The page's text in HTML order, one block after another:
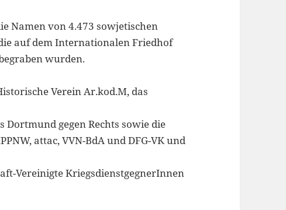
Namen von 4.473 sowjetischen
auf dem Internationalen Friedhof
wurden.
Verein Ar.kod.M, das
gegen Rechts sowie die
attac, VVN-BdA und DFG-VK und
Vereinigte KriegsdienstgegnerInnen